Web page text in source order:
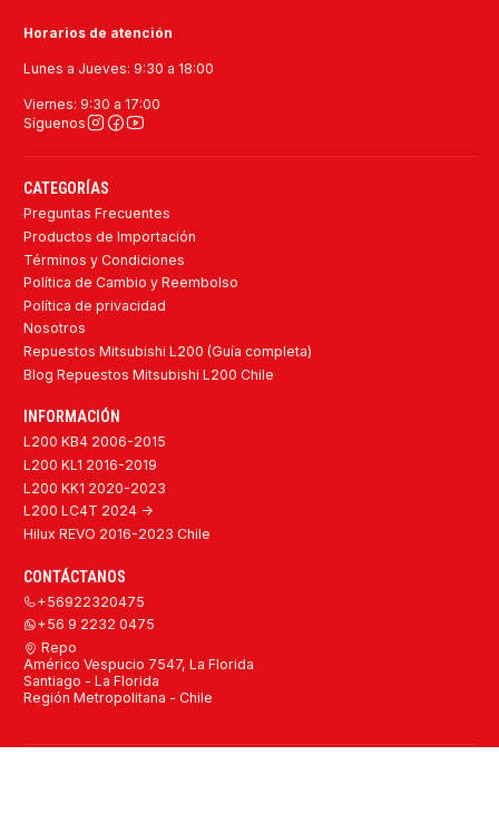
Horarios de atención
Lunes a Jueves: 9:30 a 18:00
Viernes: 9:30 a 17:00
Síguenos
CATEGORÍAS
Preguntas Frecuentes
Productos de Importación
Términos y Condiciones
Política de Cambio y Reembolso
Política de privacidad
Nosotros
Repuestos Mitsubishi L200 (Guía completa)
Blog Repuestos Mitsubishi L200 Chile
INFORMACIÓN
L200 KB4 2006-2015
L200 KL1 2016-2019
L200 KK1 2020-2023
L200 LC4T 2024 ->
Hilux REVO 2016-2023 Chile
CONTÁCTANOS
+56922320475
+56 9 2232 0475
Repo
Américo Vespucio 7547, La Florida
Santiago - La Florida
Región Metropolitana - Chile